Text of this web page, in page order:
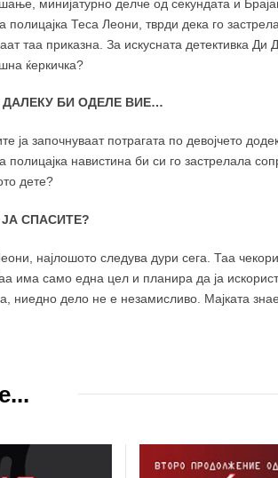
минијатурно делче од секундата и
полицајка Теса Леони, тврди дека го
таа приказна. За искусната детективка
ќеркичка?
ДАЛЕКУ БИ ОДЕЛЕ ВИЕ…
ја започнуваат потрагата по девојчето
полицајка навистина би си го застрелала
дете?
СПАСИТЕ?
најлошото следува дури сега. Таа
има само една цел и планира да ја
ниедно дело не е незамисливо. Мајката знае